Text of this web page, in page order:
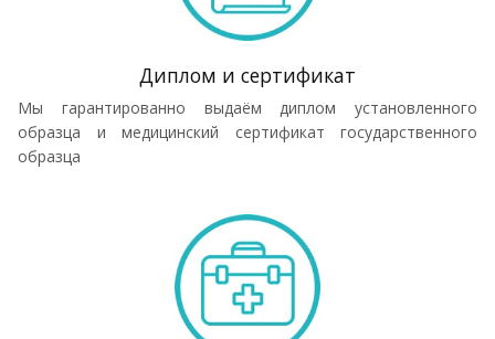
Диплом и сертификат
Мы гарантированно выдаём диплом установленного
образца и медицинский сертификат государственного
образца